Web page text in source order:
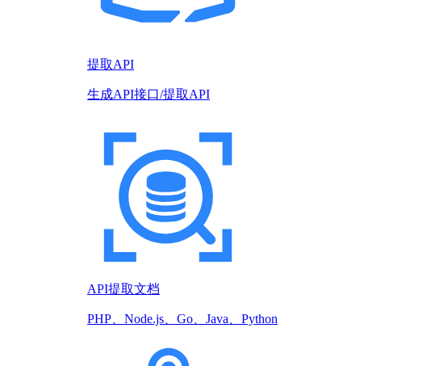
提取API
生成API接口/提取API
API提取文档
PHP、Node.js、Go、Java、Python